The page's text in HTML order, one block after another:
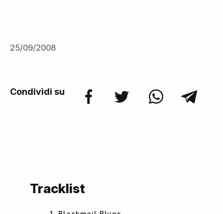
25/09/2008
Condividi su
Tracklist